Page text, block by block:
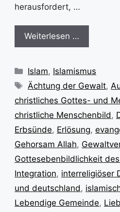
herausfordert, …
Weiterlesen …
Kategorien
Islam, Islamismus
Schlagwörter
Ächtung der Gewalt,
christliches Gottes- und
christliche Menschenbild,
Erbsünde, Erlösung,
Gehorsam Allah,
Gottesebenbildlichkeit
Integration, interreligiöser
und deutschland,
Lebendige Gemeinde,